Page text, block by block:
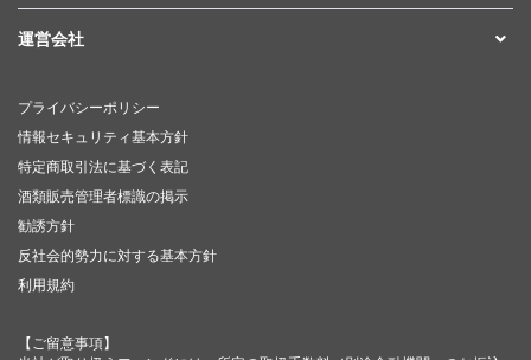
運営会社
プライバシーポリシー
情報セキュリティ基本方針
特定商取引法に基づく表記
酒類販売管理者標識の掲示
勧誘方針
反社会的勢力に対する基本方針
利用規約
【ご留意事項】